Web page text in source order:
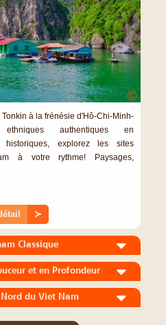
©
à la frénésie d'Hô-Chi-Minh-
authentiques en
historiques, explorez les sites
à votre rythme! Paysages,
≻
Classique
et en Profondeur
du Viet Nam